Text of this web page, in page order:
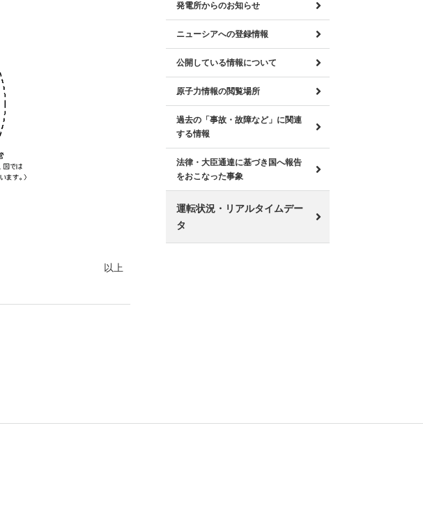
以上
発電所からのお知らせ
ニューシアへの登録情報
公開している情報について
原子力情報の閲覧場所
過去の「事故・故障など」に関連
する情報
法律・大臣通達に基づき国へ報告
をおこなった事象
運転状況・リアルタイムデー
タ